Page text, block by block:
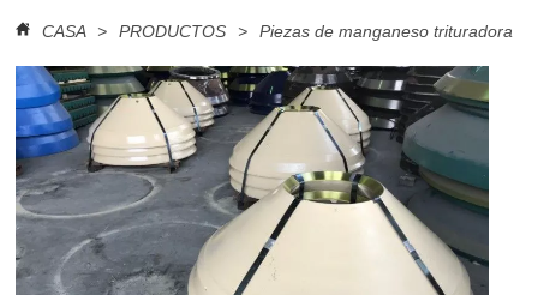
CASA > PRODUCTOS > Piezas de manganeso trituradora